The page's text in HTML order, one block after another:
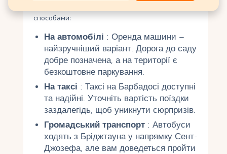
способами:
На автомобілі : Оренда машини –
найзручніший варіант. Дорога до саду
добре позначена, а на території є
безкоштовне паркування.
На таксі : Таксі на Барбадосі доступні
та надійні. Уточніть вартість поїздки
заздалегідь, щоб уникнути сюрпризів.
Громадський транспорт: Автобуси
ходять з Бріджтауна у напрямку Сент-
Джозефа, але вам доведеться пройти